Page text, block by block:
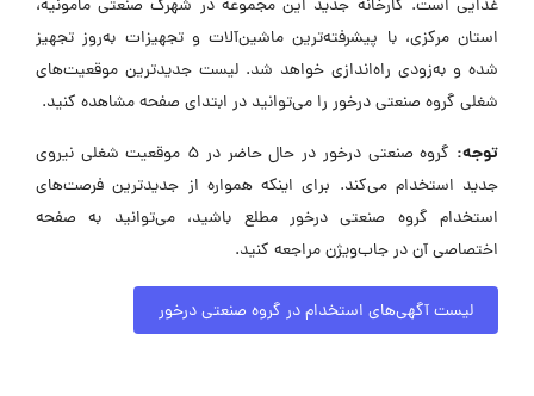
غذایی است. کارخانه جدید این مجموعه در شهرک صنعتی مامونیه،
استان مرکزی، با پیشرفته‌ترین ماشین‌آلات و تجهیزات به‌روز تجهیز
شده و به‌زودی راه‌اندازی خواهد شد. لیست جدیدترین موقعیت‌های
شغلی گروه صنعتی درخور را می‌توانید در ابتدای صفحه مشاهده کنید.
توجه:
گروه صنعتی درخور در حال حاضر در ۵ موقعیت شغلی نیروی
جدید استخدام می‌کند. برای اینکه همواره از جدیدترین فرصت‌های
استخدام گروه صنعتی درخور مطلع باشید، می‌توانید به صفحه
اختصاصی آن در جاب‌ویژن مراجعه کنید.
لیست آگهی‌های استخدام در گروه صنعتی درخور